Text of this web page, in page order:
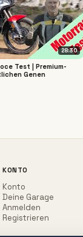
28:30
Test | Premium-
Genen
KONTO
Konto
Deine Garage
Anmelden
Registrieren